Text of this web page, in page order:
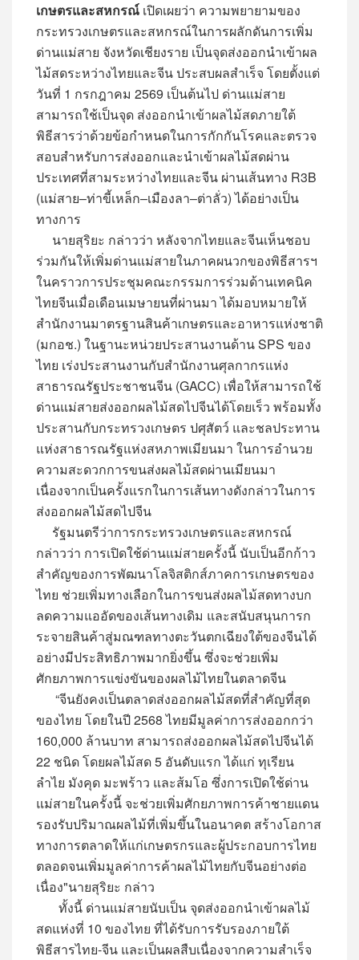
เกษตรและสหกรณ์ เปิดเผยว่า ความพยายามของ
กระทรวงเกษตรและสหกรณ์ในการผลักดันการเพิ่ม
ด่านแม่สาย จังหวัดเชียงราย เป็นจุดส่งออกนำเข้าผล
ไม้สดระหว่างไทยและจีน ประสบผลสำเร็จ โดยตั้งแต่
วันที่ 1 กรกฎาคม 2569 เป็นต้นไป ด่านแม่สาย
สามารถใช้เป็นจุด ส่งออกนำเข้าผลไม้สดภายใต้
พิธีสารว่าด้วยข้อกำหนดในการกักกันโรคและตรวจ
สอบสำหรับการส่งออกและนำเข้าผลไม้สดผ่าน
ประเทศที่สามระหว่างไทยและจีน ผ่านเส้นทาง R3B
(แม่สาย–ท่าขี้เหล็ก–เมืองลา–ต่าลั่ว) ได้อย่างเป็น
ทางการ
นายสุริยะ กล่าวว่า หลังจากไทยและจีนเห็นชอบ
ร่วมกันให้เพิ่มด่านแม่สายในภาคผนวกของพิธีสารฯ
ในคราวการประชุมคณะกรรมการร่วมด้านเทคนิค
ไทยจีนเมื่อเดือนเมษายนที่ผ่านมา ได้มอบหมายให้
สำนักงานมาตรฐานสินค้าเกษตรและอาหารแห่งชาติ
(มกอช.) ในฐานะหน่วยประสานงานด้าน SPS ของ
ไทย เร่งประสานงานกับสำนักงานศุลกากรแห่ง
สาธารณรัฐประชาชนจีน (GACC) เพื่อให้สามารถใช้
ด่านแม่สายส่งออกผลไม้สดไปจีนได้โดยเร็ว พร้อมทั้ง
ประสานกับกระทรวงเกษตร ปศุสัตว์ และชลประทาน
แห่งสาธารณรัฐแห่งสหภาพเมียนมา ในการอำนวย
ความสะดวกการขนส่งผลไม้สดผ่านเมียนมา
เนื่องจากเป็นครั้งแรกในการเส้นทางดังกล่าวในการ
ส่งออกผลไม้สดไปจีน
รัฐมนตรีว่าการกระทรวงเกษตรและสหกรณ์
กล่าวว่า การเปิดใช้ด่านแม่สายครั้งนี้ นับเป็นอีกก้าว
สำคัญของการพัฒนาโลจิสติกส์ภาคการเกษตรของ
ไทย ช่วยเพิ่มทางเลือกในการขนส่งผลไม้สดทางบก
ลดความแออัดของเส้นทางเดิม และสนับสนุนการก
ระจายสินค้าสู่มณฑลทางตะวันตกเฉียงใต้ของจีนได้
อย่างมีประสิทธิภาพมากยิ่งขึ้น ซึ่งจะช่วยเพิ่ม
ศักยภาพการแข่งขันของผลไม้ไทยในตลาดจีน
“จีนยังคงเป็นตลาดส่งออกผลไม้สดที่สำคัญที่สุด
ของไทย โดยในปี 2568 ไทยมีมูลค่าการส่งออกกว่า
160,000 ล้านบาท สามารถส่งออกผลไม้สดไปจีนได้
22 ชนิด โดยผลไม้สด 5 อันดับแรก ได้แก่ ทุเรียน
ลำไย มังคุด มะพร้าว และส้มโอ ซึ่งการเปิดใช้ด่าน
แม่สายในครั้งนี้ จะช่วยเพิ่มศักยภาพการค้าชายแดน
รองรับปริมาณผลไม้ที่เพิ่มขึ้นในอนาคต สร้างโอกาส
ทางการตลาดให้แก่เกษตรกรและผู้ประกอบการไทย
ตลอดจนเพิ่มมูลค่าการค้าผลไม้ไทยกับจีนอย่างต่อ
เนื่อง"นายสุริยะ กล่าว
ทั้งนี้ ด่านแม่สายนับเป็น จุดส่งออกนำเข้าผลไม้
สดแห่งที่ 10 ของไทย ที่ได้รับการรับรองภายใต้
พิธีสารไทย-จีน และเป็นผลสืบเนื่องจากความสำเร็จ